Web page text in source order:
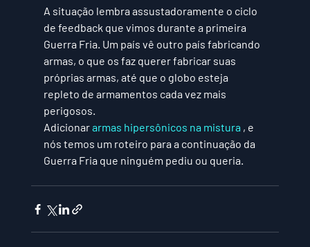
A situação lembra assustadoramente o ciclo
de feedback que vimos durante a primeira
Guerra Fria. Um país vê outro país fabricando
armas, o que os faz querer fabricar suas
próprias armas, até que o globo esteja
repleto de armamentos cada vez mais
perigosos.
Adicionar armas hipersônicos na mistura , e
nós temos um roteiro para a continuação da
Guerra Fria que ninguém pediu ou queria.